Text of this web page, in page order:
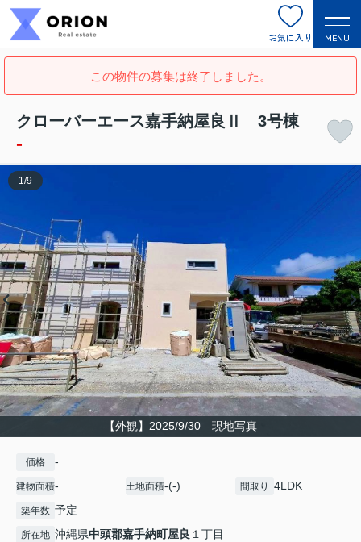
お気に入り MENU
この物件の募集は終了しました。
クローバーエース嘉手納屋良Ⅱ 3号棟
-
【外観】2025/9/30 現地写真
1 /9
価格 -
建物面積- 土地面積-(-) 間取り 4LDK
築年数 予定
所在地 沖縄県中頭郡嘉手納町屋良 １丁目